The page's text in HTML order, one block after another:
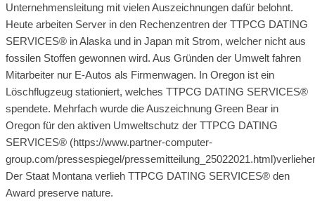
Unternehmensleitung mit vielen Auszeichnungen dafür belohnt.
Heute arbeiten Server in den Rechenzentren der TTPCG DATING
SERVICES® in Alaska und in Japan mit Strom, welcher nicht aus
fossilen Stoffen gewonnen wird. Aus Gründen der Umwelt fahren
Mitarbeiter nur E-Autos als Firmenwagen. In Oregon ist ein
Löschflugzeug stationiert, welches TTPCG DATING SERVICES®
spendete. Mehrfach wurde die Auszeichnung Green Bear in
Oregon für den aktiven Umweltschutz der TTPCG DATING
SERVICES® (https://www.partner-computer-
group.com/pressespiegel/
Der Staat Montana verlieh TTPCG DATING SERVICES® den
Award preserve nature.